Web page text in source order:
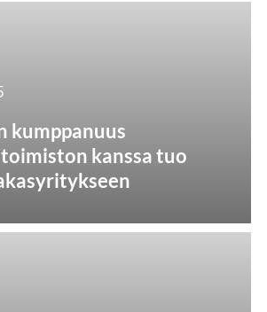
kumppanuus
kanssa tuo